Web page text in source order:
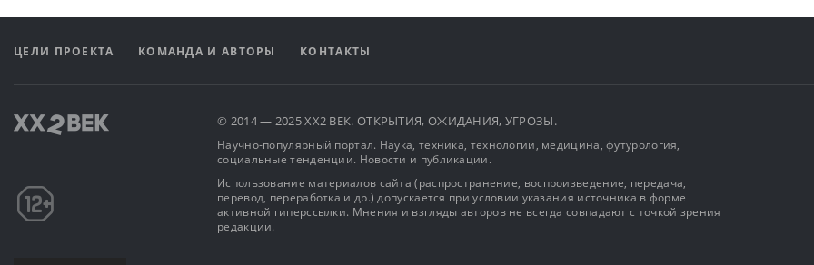
ЦЕЛИ ПРОЕКТА КОМАНДА И АВТОРЫ КОНТАКТЫ
© 2014 — 2025 XX2 ВЕК. ОТКРЫТИЯ, ОЖИДАНИЯ, УГРОЗЫ.
Научно-популярный портал. Наука, техника, технологии, медицина, футурология,
социальные тенденции. Новости и публикации.
Использование материалов сайта (распространение, воспроизведение, передача,
перевод, переработка и др.) допускается при условии указания источника в форме
активной гиперссылки. Мнения и взгляды авторов не всегда совпадают с точкой зрения
редакции.